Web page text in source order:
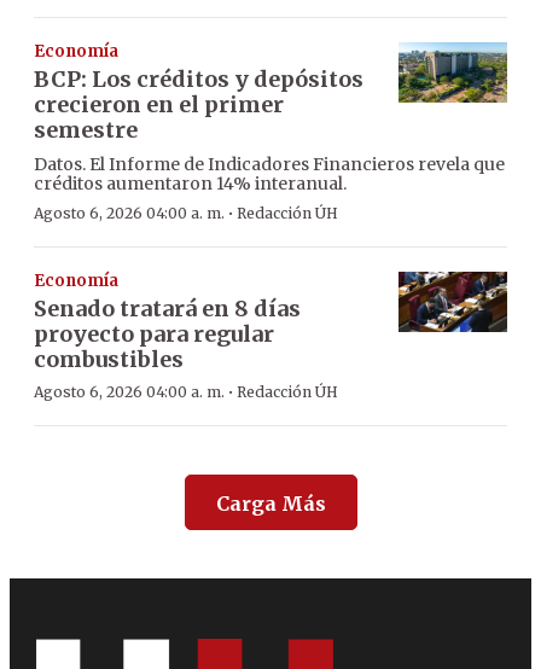
Economía
BCP: Los créditos y depósitos
crecieron en el primer
semestre
Datos. El Informe de Indicadores Financieros revela que
créditos aumentaron 14% interanual.
Agosto 6, 2026 04:00 a. m. · Redacción ÚH
Economía
Senado tratará en 8 días
proyecto para regular
combustibles
Agosto 6, 2026 04:00 a. m. · Redacción ÚH
Carga Más